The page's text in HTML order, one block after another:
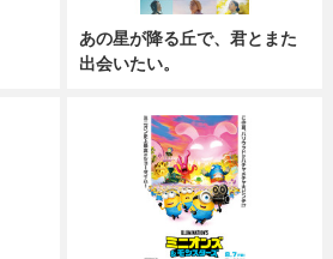
あの星が降る丘で、君とまた
出会いたい。